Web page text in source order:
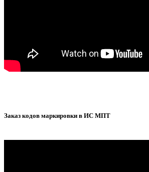
Заказ кодов маркировки в ИС МПТ